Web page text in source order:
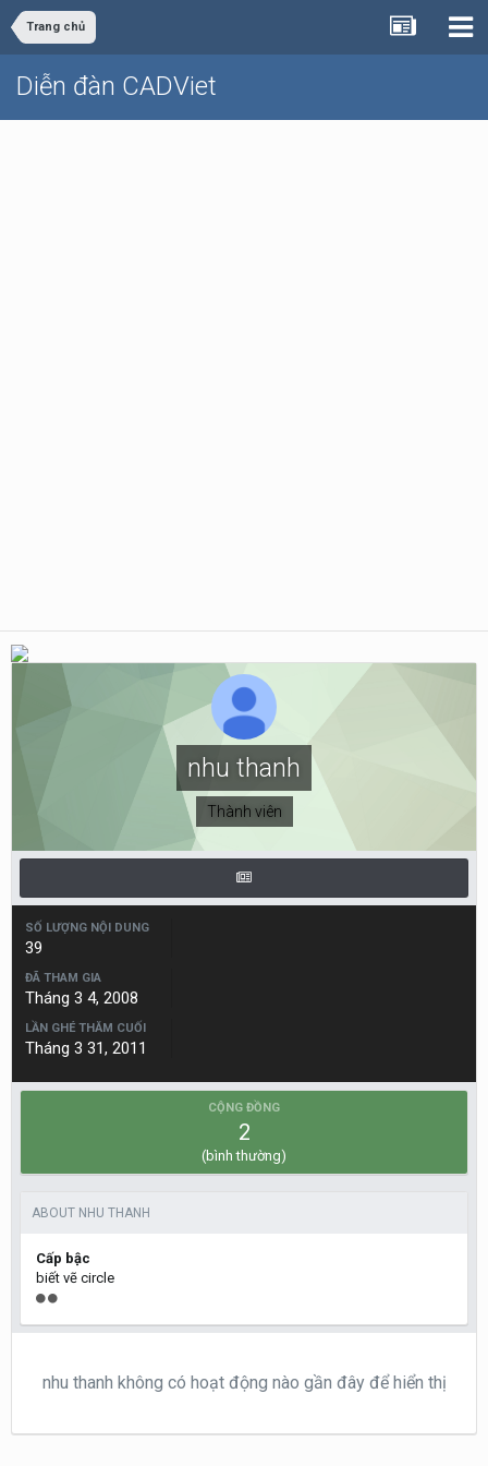
Trang chủ
Diễn đàn CADViet
nhu thanh
Thành viên
SỐ LƯỢNG NỘI DUNG
39
ĐÃ THAM GIA
Tháng 3 4, 2008
LẦN GHÉ THĂM CUỐI
Tháng 3 31, 2011
CỘNG ĐỒNG
2
(bình thường)
ABOUT NHU THANH
Cấp bậc
biết vẽ circle
nhu thanh không có hoạt động nào gần đây để hiển thị